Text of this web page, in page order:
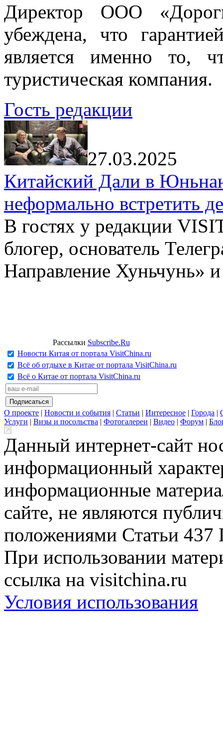
Директор ООО
убеждена, что
является именно то,
туристическая компания.
Гость редакции
27.03.2025
Китайский Дали в
неформально встретить
В гостях у редакции
блогер, основатель
Направление Хуньчунь»
Рассылки Subscribe.Ru
Новости Китая от портала VisitChina.ru
Всё об отдыхе в Китае от портала VisitChina.ru
Всё о Китае от портала VisitChina.ru
О проекте | Новости и события | Статьи | Интересное | Города |
Услуги | Визы и посольства | Фотогалереи | Видео | Форум |
Данный интернет-сайт
информационный
информационные
сайте, не являются
положениями Статьи 437
При использовании
ссылка на visitchina.ru
Условия использования